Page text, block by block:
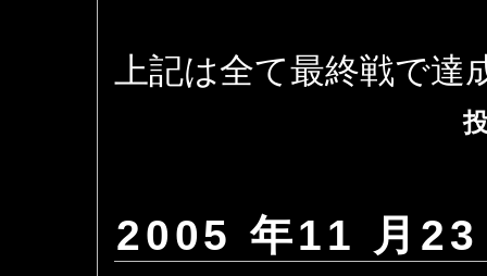
上記は全て最終戦で達
2005 年11 月